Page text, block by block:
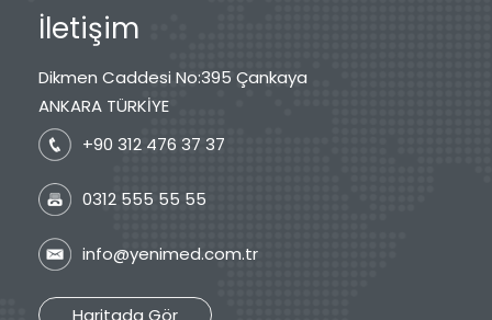
İletişim
Dikmen Caddesi No:395 Çankaya
ANKARA TÜRKİYE
+90 312 476 37 37
0312 555 55 55
info@yenimed.com.tr
Haritada Gör